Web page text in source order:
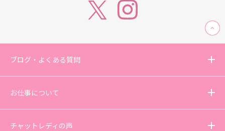
ブログ・よくある質問
お仕事について
チャットレディの声